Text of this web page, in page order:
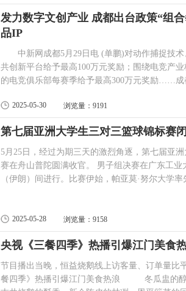
赞...
发力数字文创产业 成都出台政策“组
品IP
中新网成都5月29日电 (单鹏)对动作捕捉技术
共创新平台给予最高100万元奖励；围绕电竞产
的电竞俱乐部每赛季给予最高300万元奖励……成
现场。 张浪 摄 29日，成都市人民政府新闻办公室在成都举行新闻
发布会，介绍了成都市推动数字文创产业高质量
情况。 据了解，这组系列扶持政策包括《成
2025-05-30 浏览量：9191
第七届亚洲大学生三对三篮球锦标赛
5月25日，经过为期三天的激烈角逐，第七届亚
赛在舟山普陀圆满收官。 男子组决赛在广东工业大学与帕亚莫·努尔大学
（伊朗）间进行。比赛伊始，帕亚莫·努尔大学
分再追至18平。比赛进入白热化，帕亚莫·努尔大
势，广东工业大学不畏强敌，顽强地将比分又追
努...
2025-05-28 浏览量：9158
央视《三餐四季》热播引爆江门美食
节目播出当晚，恒益烧鹅线上访客量、订单量比
餐四季》热播引爆江门美食热浪 冬瓜盅的醇厚、金山火蒜的辛辣、